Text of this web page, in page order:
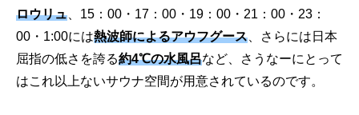
ロウリュ 、15：00・17：00・19：00・21：00・23：
00・1:00には熱波師によるアウフグース 、さらには日本
屈指の低さを誇る約4℃の水風呂など、さうなーにとって
はこれ以上ないサウナ空間が用意されているのです。